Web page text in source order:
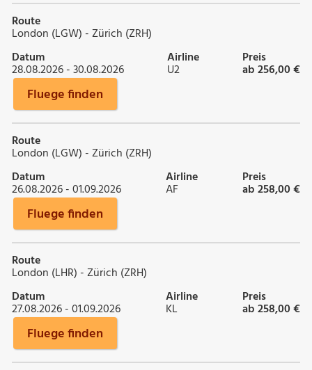
Route
London (LGW) - Zürich (ZRH)
Datum
28.08.2026 - 30.08.2026
Airline
U2
Preis
ab 256,00 €
Fluege finden
Route
London (LGW) - Zürich (ZRH)
Datum
26.08.2026 - 01.09.2026
Airline
AF
Preis
ab 258,00 €
Fluege finden
Route
London (LHR) - Zürich (ZRH)
Datum
27.08.2026 - 01.09.2026
Airline
KL
Preis
ab 258,00 €
Fluege finden